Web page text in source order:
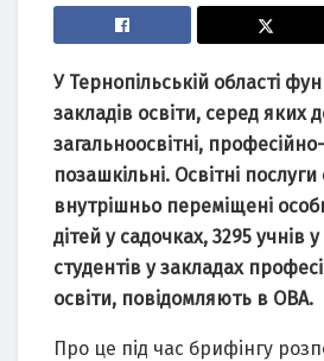
У Тернопільській області
закладів освіти, серед яких
загальноосвітні,
позашкільні. Освітні
внутрішньо переміщені
дітей у садочках, 3295 учнів
студентів у закладах
освіти, повідомляють в ОВА.
Про це під час брифінгу